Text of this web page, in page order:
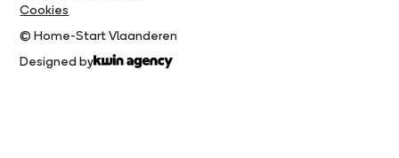
© Home-Start Vlaanderen
Designed by
Cookies